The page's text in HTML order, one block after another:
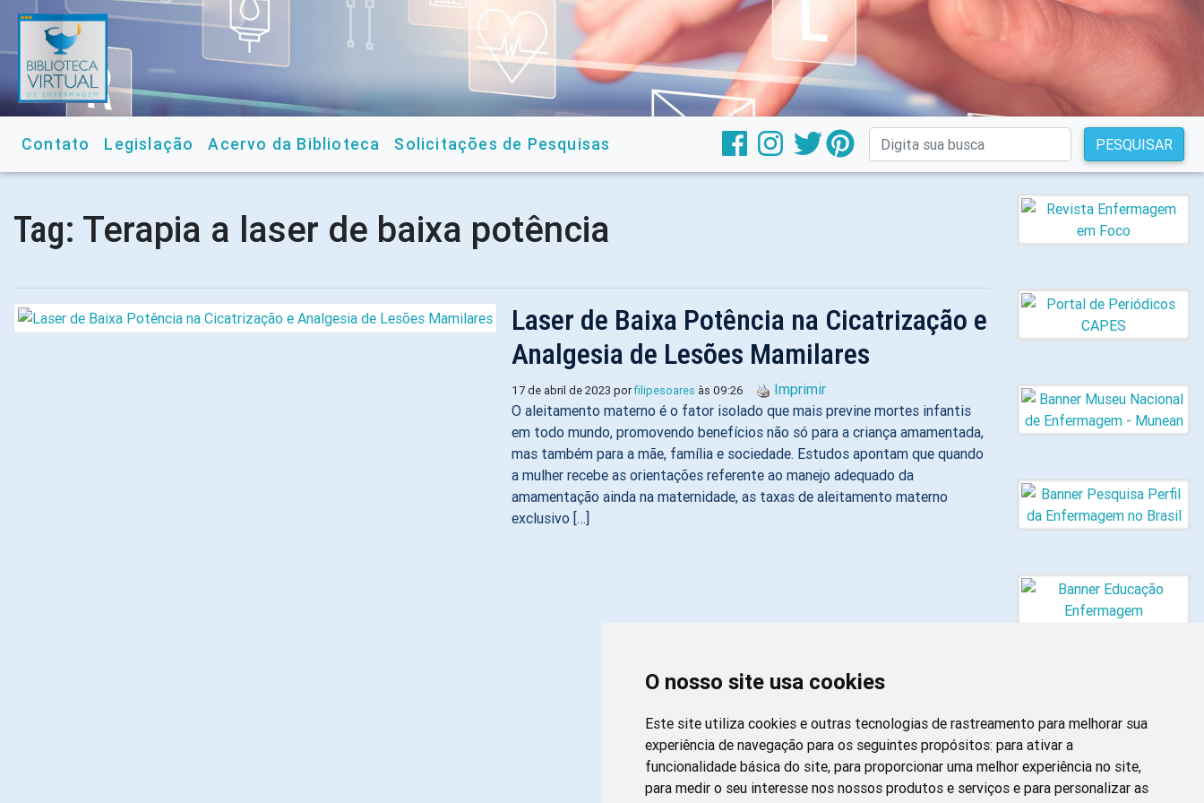
O nosso site usa cookies
Este site utiliza cookies e outras tecnologias de rastreamento para melhorar sua
experiência de navegação para os seguintes propósitos: para ativar a
funcionalidade básica do site, para proporcionar uma melhor experiência no site,
para medir o seu interesse nos nossos produtos e serviços e para personalizar as
Contato Legislação Acervo da Biblioteca Solicitações de Pesquisas PESQUISAR
Tag: Terapia a laser de baixa potência
Laser de Baixa Potência na Cicatrização e
Analgesia de Lesões Mamilares
17 de abril de 2023 porfilipesoares às 09:26
Imprimir
O aleitamento materno é o fator isolado que mais previne mortes infantis
em todo mundo, promovendo benefícios não só para a criança amamentada,
mas também para a mãe, família e sociedade. Estudos apontam que quando
a mulher recebe as orientações referente ao manejo adequado da
amamentação ainda na maternidade, as taxas de aleitamento materno
exclusivo […]
Newsletter da